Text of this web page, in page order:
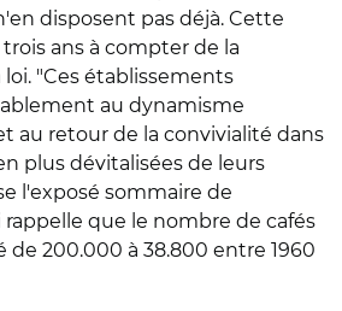
disposent pas déjà. Cette
ans à compter de la
"Ces établissements
au dynamisme
au retour de la convivialité dans
plus dévitalisées de leurs
l'exposé sommaire de
que le nombre de cafés
de 200.000 à 38.800 entre 1960